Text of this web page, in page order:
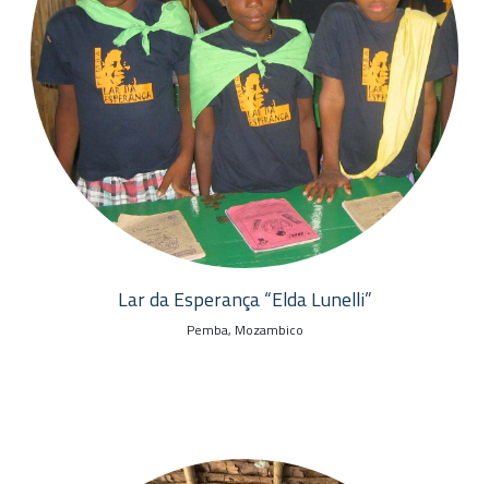
Lar da Esperança “Elda Lunelli”
Pemba, Mozambico